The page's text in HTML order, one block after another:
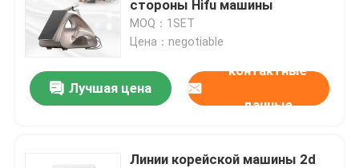
машина удаления волос ipl
Машина лазера СО2 частичная
стороны Hifu машины
MOQ：1SET
Цена：negotiable
Лучшая цена
контактные
данные
Линии корейской машины 2d